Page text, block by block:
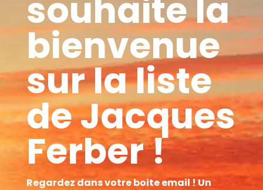
souhaite la
bienvenue
sur la liste
de Jacques
Ferber !
Regardez dans votre boite email ! Un